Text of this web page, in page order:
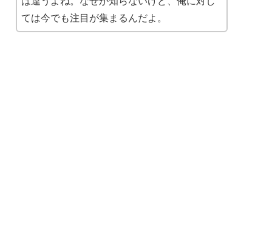
ては今でも注目が集まるんだよ。